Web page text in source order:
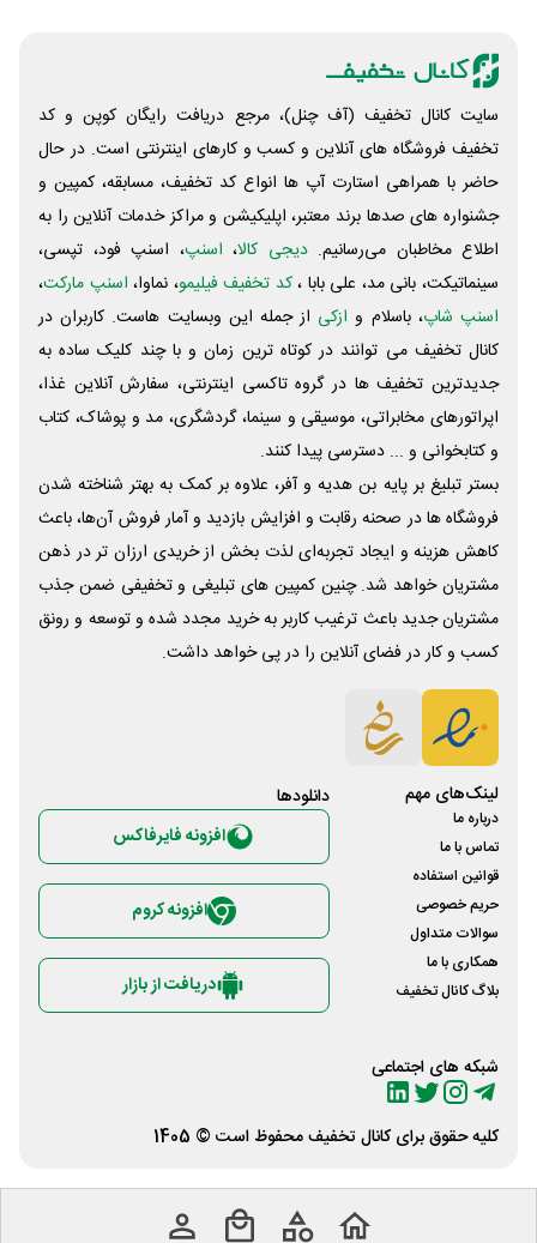
سایت کانال تخفیف (آف چنل)، مرجع دریافت رایگان کوپن و کد
تخفیف فروشگاه های آنلاین و کسب و‌ کارهای اینترنتی است. در حال
حاضر با همراهی استارت آپ ها انواع کد تخفیف، مسابقه، کمپین و
جشنواره های صدها برند معتبر، اپلیکیشن و مراکز خدمات آنلاین را به
اطلاع مخاطبان می‌رسانیم. دیجی کالا، اسنپ، اسنپ فود، تپسی،
سینماتیکت، بانی مد، علی‌ بابا ،کد تخفیف فیلیمو، نماوا، اسنپ مارکت،
اسنپ شاپ، باسلام و ازکی از جمله این وبسایت ‌هاست. کاربران در
کانال تخفیف می توانند در کوتاه ترین زمان و با چند کلیک ساده به
جدیدترین تخفیف ها در گروه تاکسی اینترنتی، سفارش آنلاین غذا،
اپراتورهای مخابراتی، موسیقی و سینما، گردشگری، مد و پوشاک، کتاب
و کتابخوانی و ... دسترسی پیدا کنند.
بستر تبلیغ بر پایه بن هدیه و آفر، علاوه بر کمک به بهتر شناخته شدن
فروشگاه ها در صحنه رقابت و افزایش بازدید و آمار فروش آن‌ها، باعث
کاهش هزینه و ایجاد تجربه‌ای لذت بخش از خریدی ارزان تر در ذهن
مشتریان خواهد شد. چنین کمپین های تبلیغی و تخفیفی ضمن جذب
مشتریان جدید باعث ترغیب کاربر به خرید مجدد شده و توسعه و رونق
کسب و کار در فضای آنلاین را در پی خواهد داشت.
لینک‌های مهم
درباره ما
تماس با ما
قوانین استفاده
حریم خصوصی
سوالات متداول
همکاری با ما
بلاگ کانال تخفیف
شبکه های اجتماعی
دانلود‌ها
افزونه فایرفاکس
افزونه کروم
دریافت از بازار
کلیه حقوق برای کانال تخفیفمحفوظ است © 1405